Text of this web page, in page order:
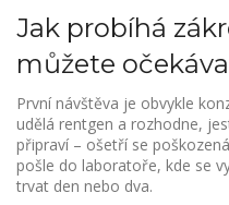
Jak probíhá
můžete
První návštěva je obvykle
udělá rentgen a rozhodne,
připraví – ošetří se
pošle do laboratoře, kde se
trvat den nebo dva.